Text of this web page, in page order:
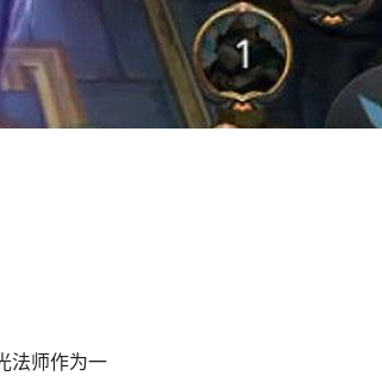
法师作为一